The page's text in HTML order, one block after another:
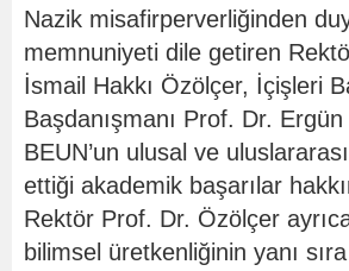
Nazik misafirperverliğinden
memnuniyeti dile getiren
İsmail Hakkı Özölçer, İçişleri
Başdanışmanı Prof. Dr. Ergün
BEUN’un ulusal ve
ettiği akademik başarılar
Rektör Prof. Dr. Özölçer
bilimsel üretkenliğinin yanı